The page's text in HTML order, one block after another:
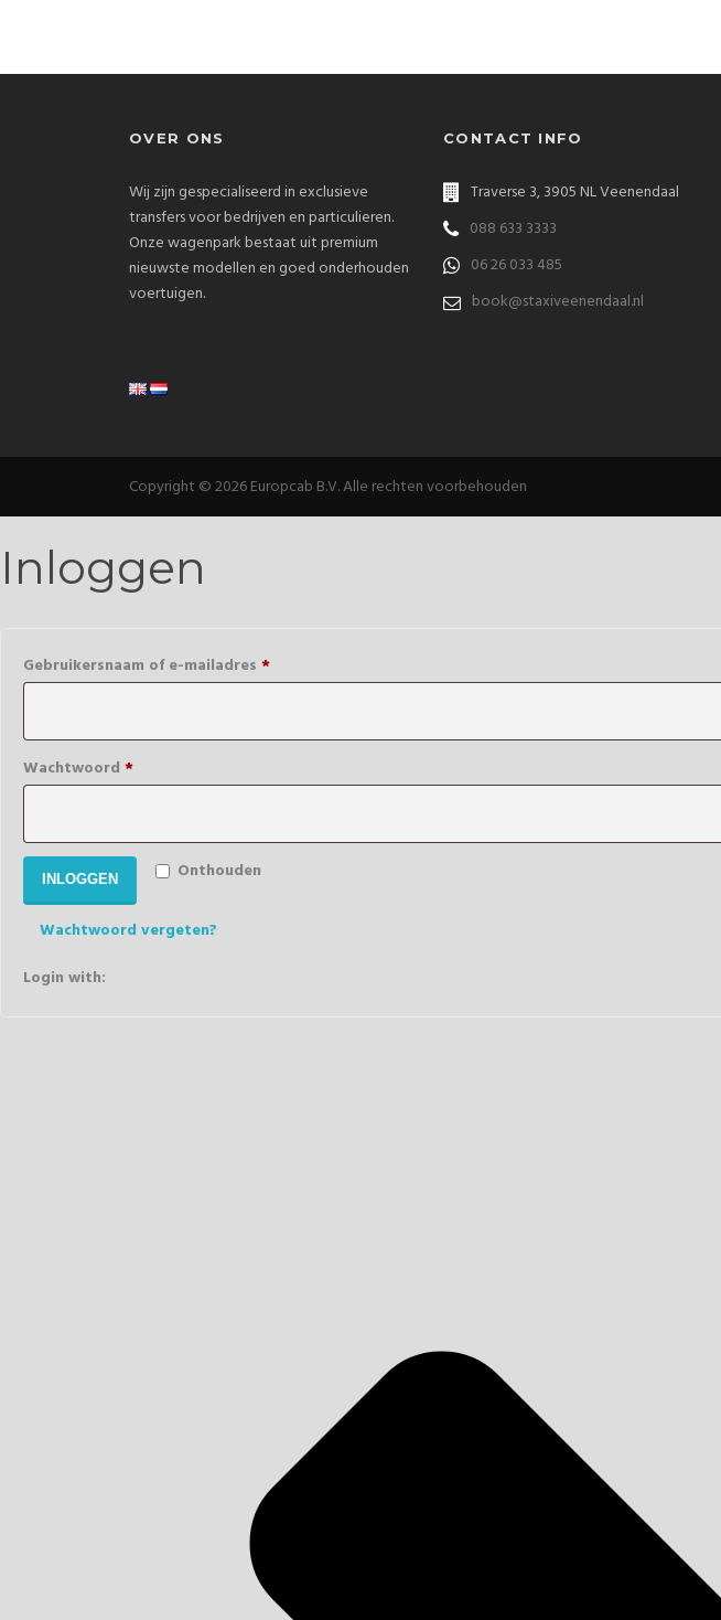
OVER ONS
Wij zijn gespecialiseerd in exclusieve
transfers voor bedrijven en particulieren.
Onze wagenpark bestaat uit premium
nieuwste modellen en goed onderhouden
voertuigen.
CONTACT INFO
Traverse 3, 3905 NL Veenendaal
088 633 3333
06 26 033 485
book@staxiveenendaal.nl
Copyright © 2026 Europcab B.V. Alle rechten voorbehouden
Inloggen
Gebruikersnaam of e-mailadres *Verplicht
Wachtwoord *Verplicht
Onthouden
INLOGGEN
Wachtwoord vergeten?
Login with: